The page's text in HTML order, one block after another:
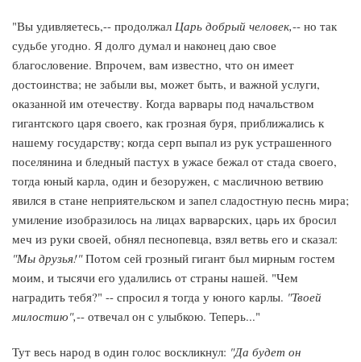
"Вы удивляетесь,-- продолжал Царь добрый человек,-- но так
судьбе угодно. Я долго думал и наконец даю свое
благословение. Впрочем, вам известно, что он имеет
достоинства; не забыли вы, может быть, и важной услуги,
оказанной им отечеству. Когда варвары под начальством
гигантского царя своего, как грозная буря, приближались к
нашему государству; когда серп выпал из рук устрашенного
поселянина и бледный пастух в ужасе бежал от стада своего,
тогда юный карла, один и безоружен, с масличною ветвию
явился в стане неприятельском и запел сладостную песнь мира;
умиление изобразилось на лицах варварских, царь их бросил
меч из руки своей, обнял песнопевца, взял ветвь его и сказал:
"Мы друзья!"Потом сей грозный гигант был мирным гостем
моим, и тысячи его удалились от страны нашей. "Чем
наградить тебя?" -- спросил я тогда у юного карлы. "Твоей
милостию",-- отвечал он с улыбкою. Теперь..."
Тут весь народ в один голос воскликнул: "Да будет он